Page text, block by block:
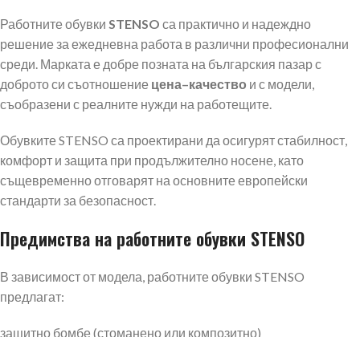
Работните обувки STENSO са практично и надеждно
решение за ежедневна работа в различни професионални
среди. Марката е добре позната на българския пазар с
доброто си съотношение цена–качество и с модели,
съобразени с реалните нужди на работещите.
Обувките STENSO са проектирани да осигурят стабилност,
комфорт и защита при продължително носене, като
същевременно отговарят на основните европейски
стандарти за безопасност.
Предимства на работните обувки STENSO
В зависимост от модела, работните обувки STENSO
предлагат:
защитно бомбе (стоманено или композитно)